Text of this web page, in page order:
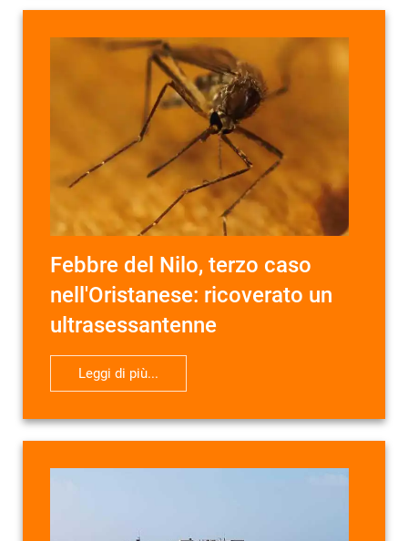
Febbre del Nilo, terzo caso
nell'Oristanese: ricoverato un
ultrasessantenne
Leggi di più...